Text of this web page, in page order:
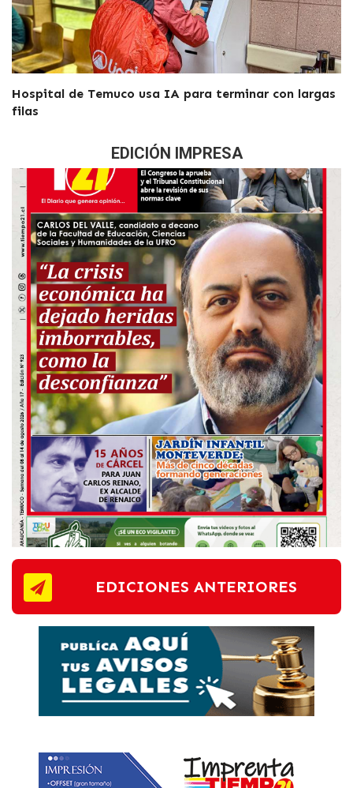
Hospital de Temuco usa IA para terminar con largas
filas
EDICIÓN IMPRESA
EDICIONES ANTERIORES